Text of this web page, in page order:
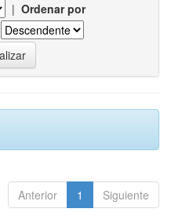
| Ordenar por
Anterior 1 Siguiente